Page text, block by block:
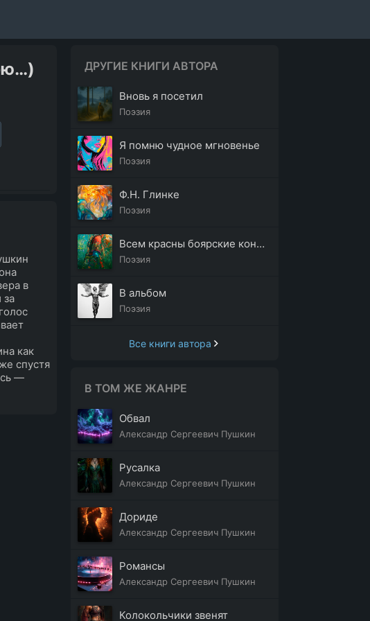
в
за
как
спустя
—
ДРУГИЕ КНИГИ АВТОРА
Вновь я посетил
Поэзия
Я помню чудное мгновенье
Поэзия
Ф.Н. Глинке
Поэзия
Всем красны боярские конюшни
Поэзия
В альбом
Поэзия
Все книги автора
В ТОМ ЖЕ ЖАНРЕ
Обвал
Александр Сергеевич Пушкин
Русалка
Александр Сергеевич Пушкин
Дориде
Александр Сергеевич Пушкин
Романсы
Александр Сергеевич Пушкин
Колокольчики звенят